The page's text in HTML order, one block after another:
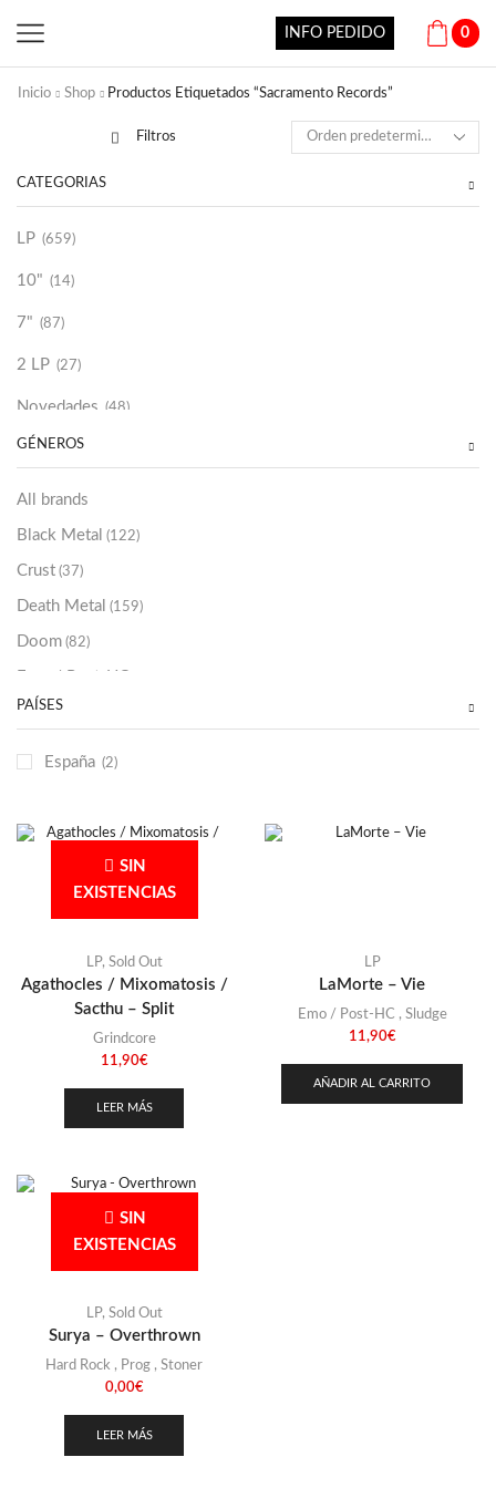
INFO PEDIDO 0
Inicio Shop Productos Etiquetados “Sacramento Records”
Filtros
CATEGORÍAS
LP (659)
10" (14)
7" (87)
2 LP (27)
Novedades (48)
Vinilako (34)
Sold Out
GÉNEROS
All brands
Black Metal (122)
Crust (37)
Death Metal (159)
Doom (82)
Grindcore
(25)
Stoner
Thrash Metal (108)
PAÍSES
España (2)
SIN
EXISTENCIAS
LP, Sold Out
Agathocles / Mixomatosis /
Sacthu – Split
Grindcore
11,90€
LEER MÁS
LP
LaMorte – Vie
Emo / Post-HC , Sludge
11,90€
AÑADIR AL CARRITO
SIN
EXISTENCIAS
LP, Sold Out
Surya – Overthrown
Hard Rock , Prog , Stoner
0,00€
LEER MÁS